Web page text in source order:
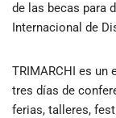
de las becas para
Internacional de
TRIMARCHI es un
tres días de
ferias, talleres,